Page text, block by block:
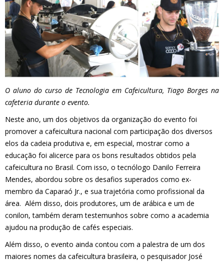
O aluno do curso de Tecnologia em Cafeicultura, Tiago Borges na
cafeteria durante o evento.
Neste ano, um dos objetivos da organização do evento foi
promover a cafeicultura nacional com participação dos diversos
elos da cadeia produtiva e, em especial, mostrar como a
educação foi alicerce para os bons resultados obtidos pela
cafeicultura no Brasil. Com isso, o tecnólogo Danilo Ferreira
Mendes, abordou sobre os desafios superados como ex-
membro da Caparaó Jr., e sua trajetória como profissional da
área. Além disso, dois produtores, um de arábica e um de
conilon, também deram testemunhos sobre como a academia
ajudou na produção de cafés especiais.
Além disso, o evento ainda contou com a palestra de um dos
maiores nomes da cafeicultura brasileira, o pesquisador José